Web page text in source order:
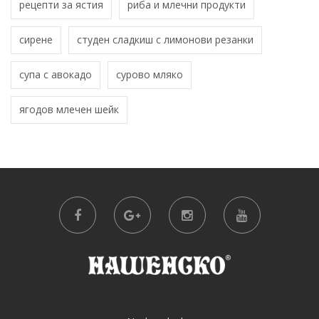
рецепти за ястия риба и млечни продукти
сирене студен сладкиш с лимонови резанки
супа с авокадо сурово мляко
ягодов млечен шейк